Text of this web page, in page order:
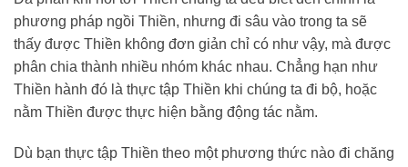
phương pháp ngồi Thiền, nhưng đi sâu vào trong ta sẽ
thấy được Thiền không đơn giản chỉ có như vậy, mà được
phân chia thành nhiều nhóm khác nhau. Chẳng hạn như
Thiền hành đó là thực tập Thiền khi chúng ta đi bộ, hoặc
nằm Thiền được thực hiện bằng động tác nằm.
Dù bạn thực tập Thiền theo một phương thức nào đi chăng